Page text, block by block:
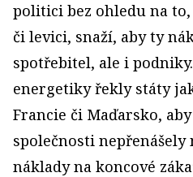
politici bez ohledu na
či levici, snaží, aby ty
spotřebitel, ale i
energetiky řekly státy
Francie či Maďarsko,
společnosti
náklady na koncové